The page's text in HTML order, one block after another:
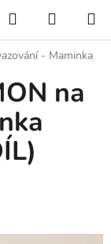
Hledat
KOŠÍK
- Maminka
na